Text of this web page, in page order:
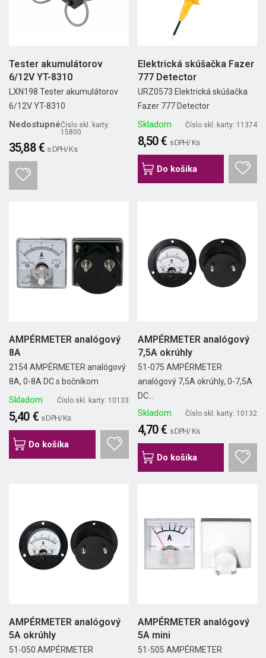
Tester akumulátorov
6/12V YT-8310
LXN198 Tester akumulátorov
6/12V YT-8310
NedostupnéČíslo skl. karty:
15800
35,88 € s DPH/ Ks
Elektrická skúšačka Fazer
777 Detector
URZ0573 Elektrická skúšačka
Fazer 777 Detector
Skladom Číslo skl. karty: 11374
8,50 € s DPH/ Ks
Do košíka
AMPÉRMETER analógový
8A
2154 AMPÉRMETER analógový
8A, 0-8A DC s bočníkom
Skladom Číslo skl. karty: 10133
5,40 € s DPH/ Ks
Do košíka
AMPÉRMETER analógový
7,5A okrúhly
51-075 AMPÉRMETER
analógový 7,5A okrúhly, 0-7,5A
DC...
Skladom Číslo skl. karty: 10132
4,70 € s DPH/ Ks
Do košíka
AMPÉRMETER analógový
5A okrúhly
51-050 AMPÉRMETER
AMPÉRMETER analógový
5A mini
51-505 AMPÉRMETER